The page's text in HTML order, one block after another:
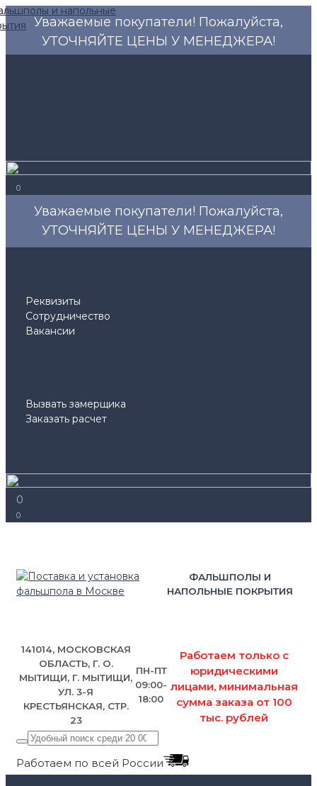
Уважаемые покупатели! Пожалуйста,
УТОЧНЯЙТЕ ЦЕНЫ У МЕНЕДЖЕРА!
0
Уважаемые покупатели! Пожалуйста,
УТОЧНЯЙТЕ ЦЕНЫ У МЕНЕДЖЕРА!
Реквизиты
Сотрудничество
Вакансии
Вызвать замерщика
Заказать расчет
0
0
ФАЛЬШПОЛЫ И
НАПОЛЬНЫЕ ПОКРЫТИЯ
141014, МОСКОВСКАЯ
ОБЛАСТЬ, Г. О.
МЫТИЩИ, Г. МЫТИЩИ,
УЛ. 3-Я
КРЕСТЬЯНСКАЯ, СТР.
23
ПН-ПТ
09:00-
18:00
Работаем только с
юридическими
лицами, минимальная
сумма заказа от 100
тыс. рублей
Работаем по всей России